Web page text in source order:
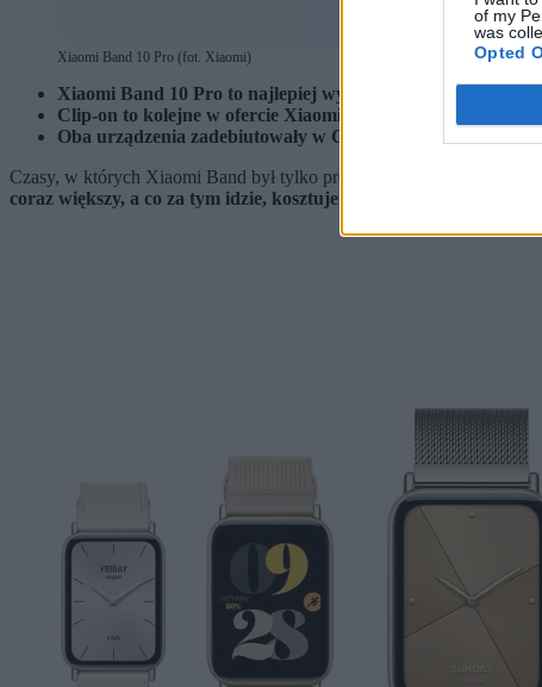
of my
was
Opted
Xiaomi Band 10 Pro (fot. Xiaomi)
Xiaomi Band 10 Pro to najlepiej wyposażony wariant
Clip-on to kolejne w ofercie Xiaomi słuchawki w formie
Oba urządzenia zadebiutowały w Chinach. O ich
Czasy, w których Xiaomi Band był tylko prostą i bardzo tanią
coraz większy, a co za tym idzie, kosztuje więcej.